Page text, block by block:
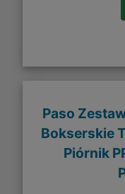
Paso
Bokserskie
Piórnik